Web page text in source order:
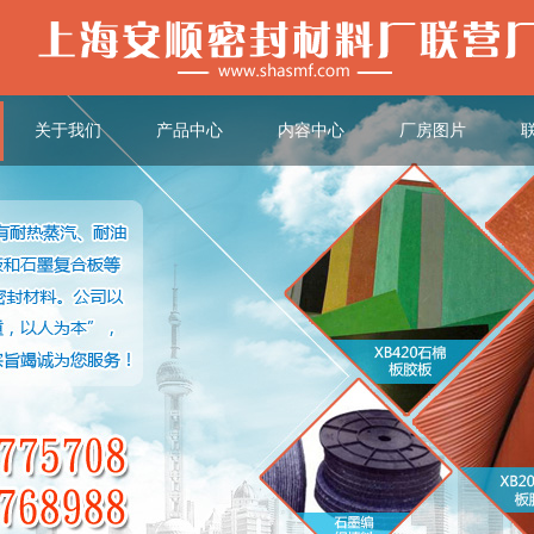
关于我们 产品中心 内容中心 厂房图片